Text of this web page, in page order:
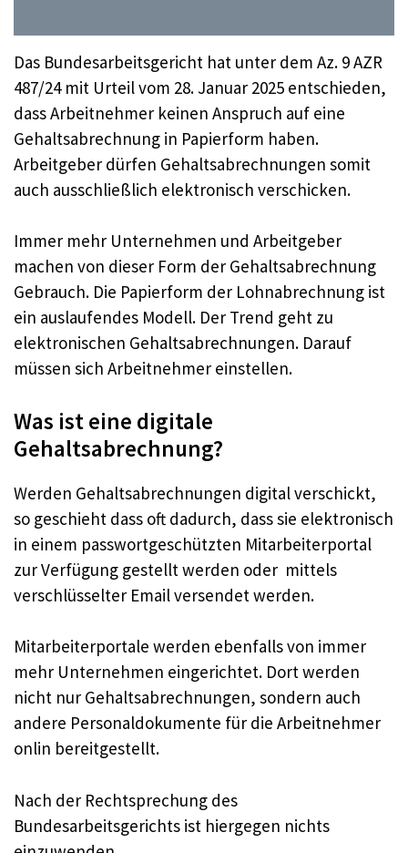
Das Bundesarbeitsgericht hat unter dem Az. 9 AZR
487/24 mit Urteil vom 28. Januar 2025 entschieden,
dass Arbeitnehmer keinen Anspruch auf eine
Gehaltsabrechnung in Papierform haben.
Arbeitgeber dürfen Gehaltsabrechnungen somit
auch ausschließlich elektronisch verschicken.
Immer mehr Unternehmen und Arbeitgeber
machen von dieser Form der Gehaltsabrechnung
Gebrauch. Die Papierform der Lohnabrechnung ist
ein auslaufendes Modell. Der Trend geht zu
elektronischen Gehaltsabrechnungen. Darauf
müssen sich Arbeitnehmer einstellen.
Was ist eine digitale
Gehaltsabrechnung?
Werden Gehaltsabrechnungen digital verschickt,
so geschieht dass oft dadurch, dass sie elektronisch
in einem passwortgeschützten Mitarbeiterportal
zur Verfügung gestellt werden oder mittels
verschlüsselter Email versendet werden.
Mitarbeiterportale werden ebenfalls von immer
mehr Unternehmen eingerichtet. Dort werden
nicht nur Gehaltsabrechnungen, sondern auch
andere Personaldokumente für die Arbeitnehmer
onlin bereitgestellt.
Nach der Rechtsprechung des
Bundesarbeitsgerichts ist hiergegen nichts